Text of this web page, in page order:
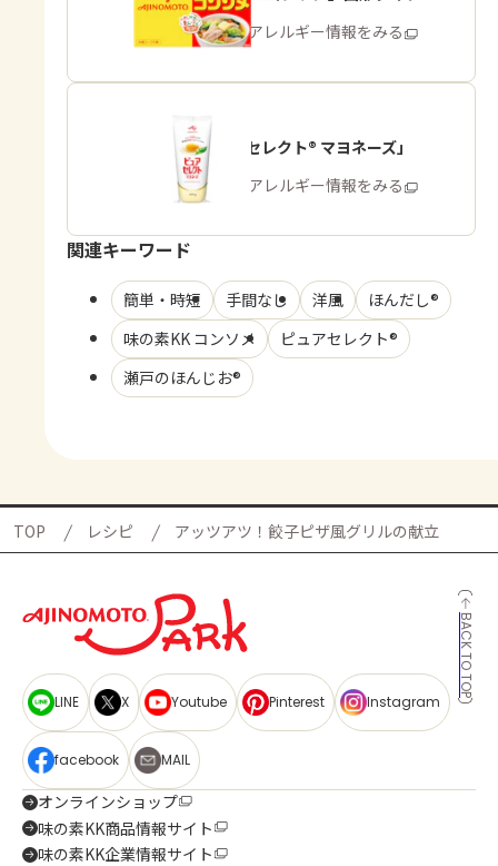
商品・アレルギー情報をみる
「ピュアセレクト® マヨネーズ」
商品・アレルギー情報をみる
関連キーワード
簡単・時短 手間なし 洋風
ほんだし®
味の素KK コンソメ
ピュアセレクト®
瀬戸のほんじお®
TOP レシピ アッツアツ！餃子ピザ風グリルの献立
BACK TO TOP
LINE X Youtube Pinterest Instagram
facebook MAIL
オンラインショップ
味の素KK商品情報サイト
味の素KK企業情報サイト